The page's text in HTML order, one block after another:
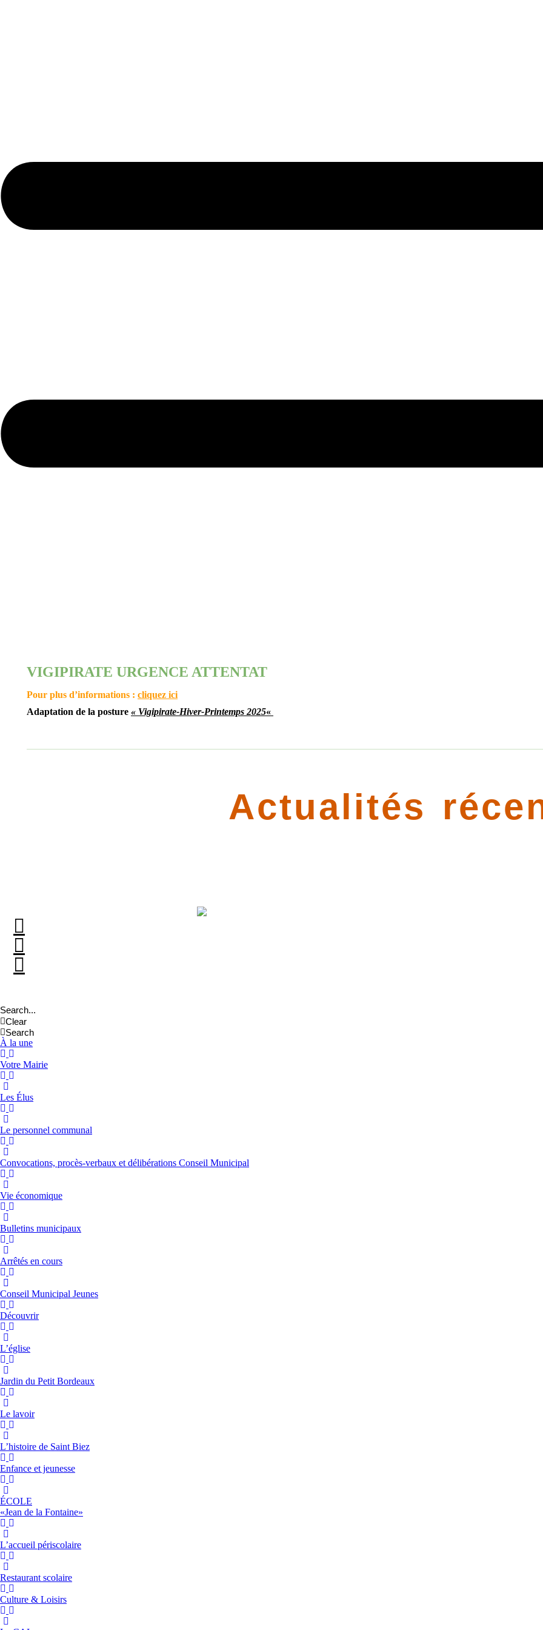
VIGIPIRATE URGENCE ATTENTAT
Pour plus d’informations : cliquez ici
Adaptation de la posture « Vigipirate-Hiver-Printemps 2025«
Actualités
Clear
Search
À la une
Votre Mairie
Les Élus
Le personnel communal
Convocations, procès-verbaux et délibérations Conseil Municipal
Vie économique
Bulletins municipaux
Arrêtés en cours
Conseil Municipal Jeunes
Découvrir
L’église
Jardin du Petit Bordeaux
Le lavoir
L’histoire de Saint Biez
Enfance et jeunesse
ÉCOLE
«Jean de la Fontaine»
L’accueil périscolaire
Restaurant scolaire
Culture & Loisirs